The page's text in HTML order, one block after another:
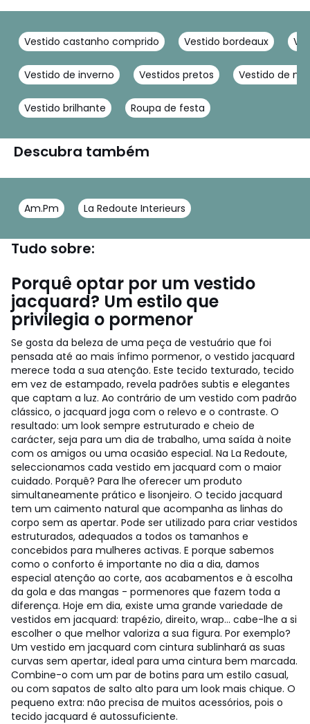
Vestido castanho comprido Vestido bordeaux
Vestido de inverno Vestidos pretos Vestido de
Vestido brilhante Roupa de festa
Descubra também
Am.Pm La Redoute Interieurs
Tudo sobre:
Porquê optar por um vestido
jacquard? Um estilo que
privilegia o pormenor
Se gosta da beleza de uma peça de vestuário que foi
pensada até ao mais ínfimo pormenor, o vestido jacquard
merece toda a sua atenção. Este tecido texturado, tecido
em vez de estampado, revela padrões subtis e elegantes
que captam a luz. Ao contrário de um vestido com padrão
clássico, o jacquard joga com o relevo e o contraste. O
resultado: um look sempre estruturado e cheio de
carácter, seja para um dia de trabalho, uma saída à noite
com os amigos ou uma ocasião especial. Na La Redoute,
seleccionamos cada vestido em jacquard com o maior
cuidado. Porquê? Para lhe oferecer um produto
simultaneamente prático e lisonjeiro. O tecido jacquard
tem um caimento natural que acompanha as linhas do
corpo sem as apertar. Pode ser utilizado para criar vestidos
estruturados, adequados a todos os tamanhos e
concebidos para mulheres activas. E porque sabemos
como o conforto é importante no dia a dia, damos
especial atenção ao corte, aos acabamentos e à escolha
da gola e das mangas - pormenores que fazem toda a
diferença. Hoje em dia, existe uma grande variedade de
vestidos em jacquard: trapézio, direito, wrap... cabe-lhe a si
escolher o que melhor valoriza a sua figura. Por exemplo?
Um vestido em jacquard com cintura sublinhará as suas
curvas sem apertar, ideal para uma cintura bem marcada.
Combine-o com um par de botins para um estilo casual,
ou com sapatos de salto alto para um look mais chique. O
pequeno extra: não precisa de muitos acessórios, pois o
tecido jacquard é autossuficiente.